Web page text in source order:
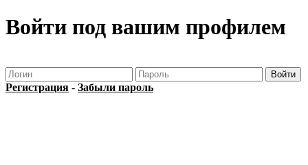
Войти под вашим профилем
Регистрация - Забыли пароль